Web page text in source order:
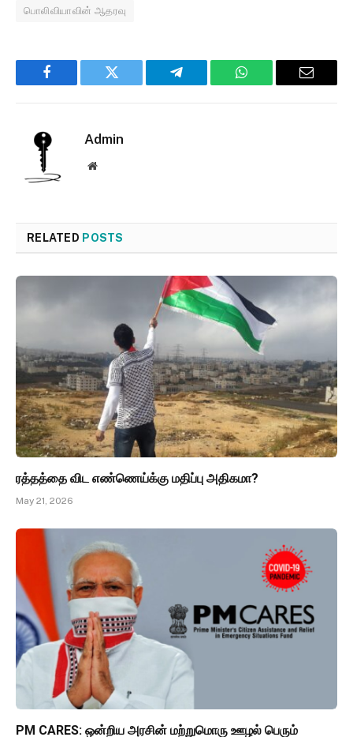
பொலிவியாவின் ஆதரவு
Facebook Twitter Telegram WhatsApp Email
Admin
Website
RELATED POSTS
ரத்தத்தை விட எண்ணெய்க்கு மதிப்பு அதிகமா?
May 21, 2026
PM CARES: ஒன்றிய அரசின் மற்றுமொரு ஊழல் பெரும்